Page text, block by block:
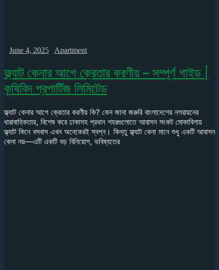
June 4, 2025 Apartment
ফ্ল্যাট কেনার আগে ক্রেতার করণীয় – সম্পূর্ণ গাইড |
কৃষিবিদ প্রপার্টিজ লিমিটেড
ফ্ল্যাট কেনার আগে ক্রেতার করণীয় কি? কেন জানা জরুরি বাংলাদেশের নগরায়নের
ধারাবাহিকতায়, বিশেষ করে ঢাকাসহ প্রধান শহরগুলোতে আবাসন সংকট মোকাবিলায়
ফ্ল্যাট কিনে বসবাস এখন অনেকেরই স্বপ্ন। কিন্তু ফ্ল্যাট কেনা মানে শুধু একটি আবাসন
কেনা নয়—এটি একটি বড় বিনিয়োগ, ভবিষ্যতের